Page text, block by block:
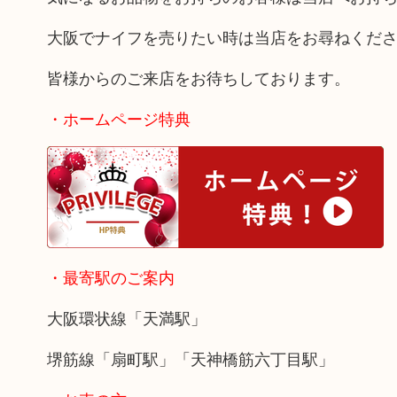
大阪でナイフを売りたい時は当店をお尋ねくだ
皆様からのご来店をお待ちしております。
・ホームページ特典
・最寄駅のご案内
大阪環状線「天満駅」
堺筋線「扇町駅」「天神橋筋六丁目駅」